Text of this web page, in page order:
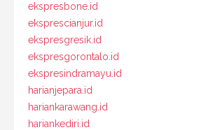
ekspresbone.id
eksprescianjur.id
ekspresgresik.id
ekspresgorontalo.id
ekspresindramayu.id
harianjepara.id
hariankarawang.id
hariankediri.id